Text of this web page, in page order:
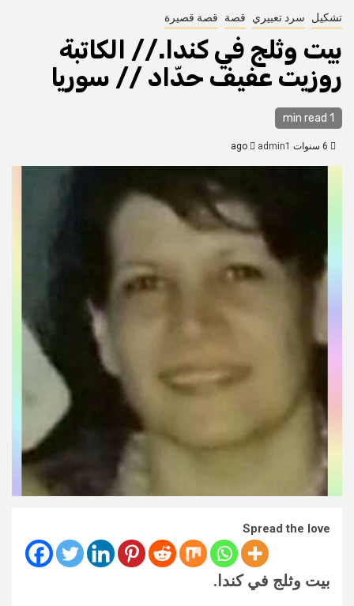
تشكيل سرد تعبيري قصة قصة قصيرة
بيت وثلج في كندا.// الكاتبة
روزيت عفيف حدّاد // سوريا
1 min read
admin1
Spread the love
بيت وثلج في كندا.